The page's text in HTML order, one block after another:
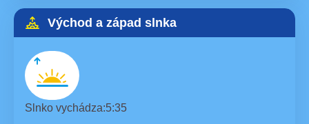
Východ a západ slnka
Slnko vychádza:5:35